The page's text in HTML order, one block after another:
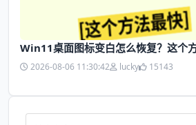
Win11桌面图标变白怎么恢复？这个
2026-08-06 11:30:42 lucky 15143